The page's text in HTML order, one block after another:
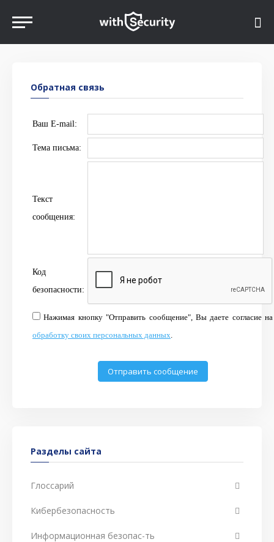
Обратная связь
Ваш E-mail:
Тема письма:
Текст
сообщения:
Код
безопасности:
Нажимая кнопку "Отправить сообщение", Вы даете согласие на
обработку своих персональных данных.
Разделы сайта
Глоссарий
Кибербезопасность
Информационная безопас-ть